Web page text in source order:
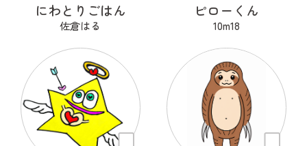
にわとりごはん
佐倉はる
ピローくん
10m18